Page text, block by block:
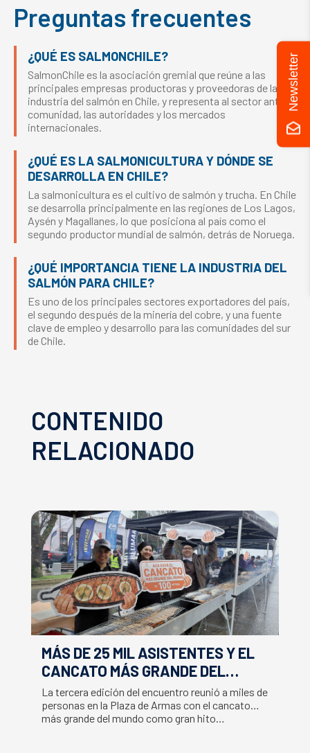
Preguntas frecuentes
¿QUÉ ES SALMONCHILE?
SalmonChile es la asociación gremial que reúne a las
principales empresas productoras y proveedoras de la
industria del salmón en Chile, y representa al sector ante la
comunidad, las autoridades y los mercados
internacionales.
¿QUÉ ES LA SALMONICULTURA Y DÓNDE SE
DESARROLLA EN CHILE?
La salmonicultura es el cultivo de salmón y trucha. En Chile
se desarrolla principalmente en las regiones de Los Lagos,
Aysén y Magallanes, lo que posiciona al país como el
segundo productor mundial de salmón, detrás de Noruega.
¿QUÉ IMPORTANCIA TIENE LA INDUSTRIA DEL
SALMÓN PARA CHILE?
Es uno de los principales sectores exportadores del país,
el segundo después de la minería del cobre, y una fuente
clave de empleo y desarrollo para las comunidades del sur
de Chile.
CONTENIDO
RELACIONADO
MÁS DE 25 MIL ASISTENTES Y EL
CANCATO MÁS GRANDE DEL
MUNDO MARCAN EXITOSO CIERRE
DE LA SEMANA DEL SALMÓN
La tercera edición del encuentro reunió a miles de
personas en la Plaza de Armas con el cancato
más grande del mundo como gran hito…
Newsletter